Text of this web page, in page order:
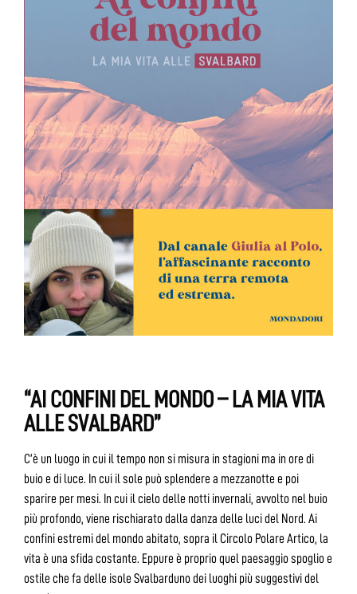
“AI CONFINI DEL MONDO – LA MIA VITA
ALLE SVALBARD”
C’è un luogo in cui il tempo non si misura in stagioni ma in ore di
buio e di luce. In cui il sole può splendere a mezzanotte e poi
sparire per mesi. In cui il cielo delle notti invernali, avvolto nel buio
più profondo, viene rischiarato dalla danza delle luci del Nord. Ai
confini estremi del mondo abitato, sopra il Circolo Polare Artico, la
vita è una sfida costante. Eppure è proprio quel paesaggio spoglio e
ostile che fa delle isole Svalbarduno dei luoghi più suggestivi del